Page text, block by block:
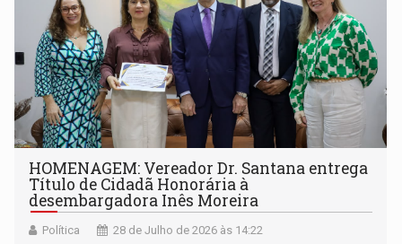
HOMENAGEM: Vereador Dr. Santana entrega
Título de Cidadã Honorária à
desembargadora Inês Moreira
Política 28 de Julho de 2026 às 14:22